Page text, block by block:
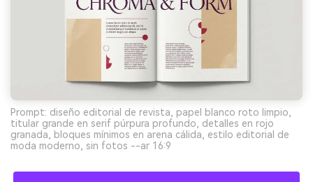
Prompt: diseño editorial de revista, papel blanco roto limpio,
titular grande en serif púrpura profundo, detalles en rojo
granada, bloques mínimos en arena cálida, estilo editorial de
moda moderno, sin fotos --ar 16:9